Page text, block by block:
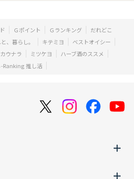
Ｇポイント Ｇランキング
だれどこ
、暮らし。 キテミヨ
ベストオイシー
カウナラ ミツケヨ
ハーブ酒のススメ
-Ranking 推し活